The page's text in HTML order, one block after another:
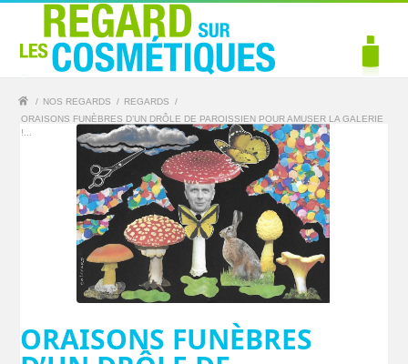
/ NOS REGARDS / REGARDS
/
ORAISONS FUNÈBRES D’UN DRÔLE DE PAROISSIEN POUR AMUSER LA GALERIE
!...
ORAISONS FUNÈBRES